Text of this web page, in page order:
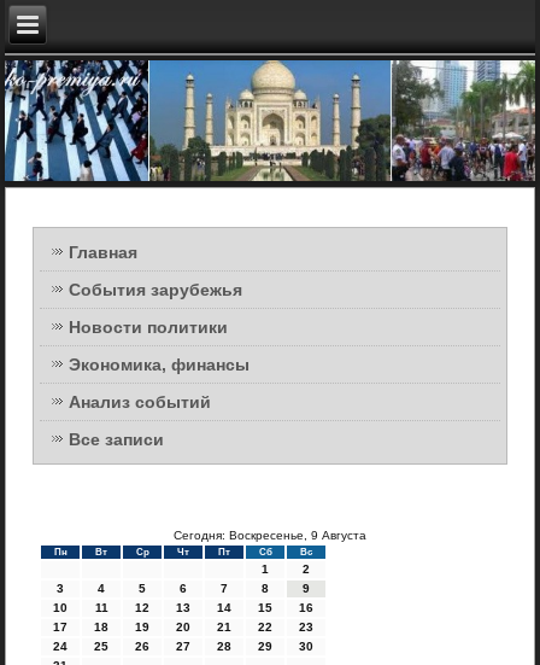
Главная
События зарубежья
Новости политики
Экономика, финансы
Анализ событий
Все записи
Сегодня: Воскресенье, 9 Августа
Пн Вт Ср Чт Пт Сб Вс
1
2
3
4 5 6 7 8
9
10
11 12 13 14 15
16
17
18 19 20 21 22
23
24
25 26 27 28 29
30